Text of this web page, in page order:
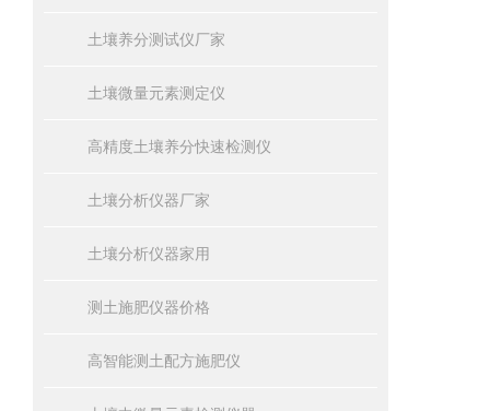
土壤养分测试仪厂家
土壤微量元素测定仪
高精度土壤养分快速检测仪
土壤分析仪器厂家
土壤分析仪器家用
测土施肥仪器价格
高智能测土配方施肥仪